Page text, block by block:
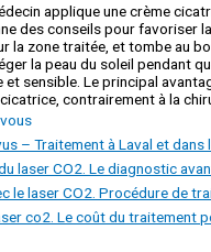
applique une crème
des conseils pour favoriser
la zone traitée, et tombe au
la peau du soleil pendant
sensible. Le principal
contrairement à la